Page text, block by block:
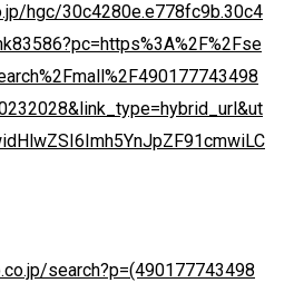
hgc/30c4280e.e778fc9b.30c4
search?p=(490177743498